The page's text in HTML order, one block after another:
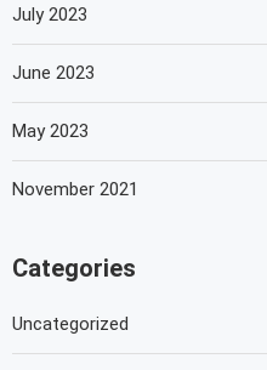
July 2023
June 2023
May 2023
November 2021
Categories
Uncategorized